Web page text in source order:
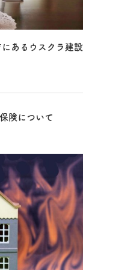
あるウスクラ建設
険について